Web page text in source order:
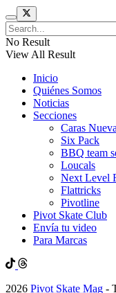
No Result
View All Result
Inicio
Quiénes Somos
Noticias
Secciones
Caras
Six Pack
BBQ team
Loucals
Next Level
Flattricks
Pivotline
Pivot Skate Club
Envía tu video
Para Marcas
2026 Pivot Skate Mag -